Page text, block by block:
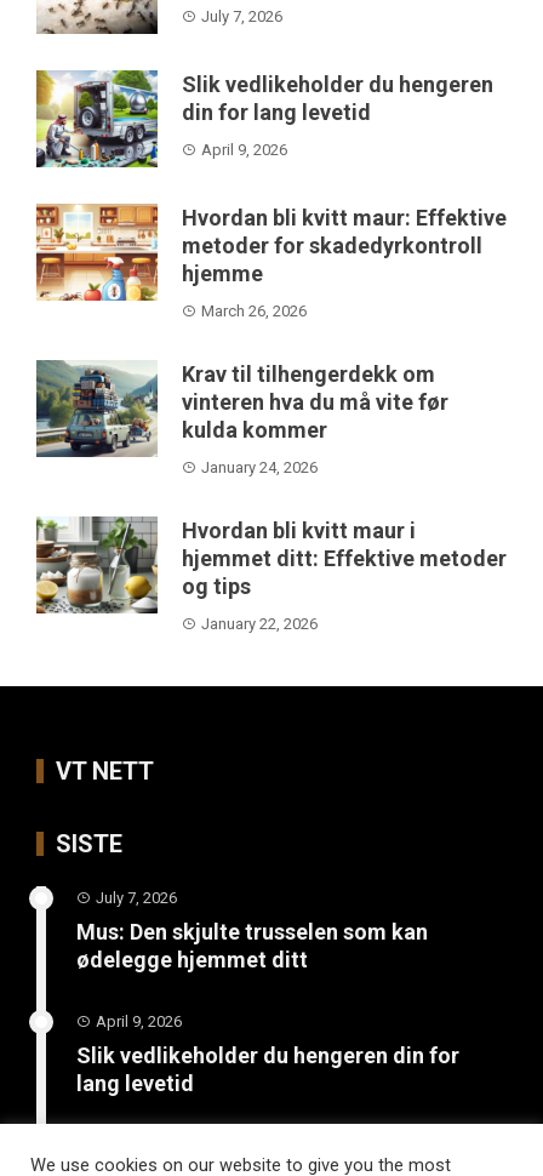
July 7, 2026
Slik vedlikeholder du hengeren
din for lang levetid
April 9, 2026
Hvordan bli kvitt maur: Effektive
metoder for skadedyrkontroll
hjemme
March 26, 2026
Krav til tilhengerdekk om
vinteren hva du må vite før
kulda kommer
January 24, 2026
Hvordan bli kvitt maur i
hjemmet ditt: Effektive metoder
og tips
January 22, 2026
VT NETT
SISTE
July 7, 2026
Mus: Den skjulte trusselen som kan
ødelegge hjemmet ditt
April 9, 2026
Slik vedlikeholder du hengeren din for
lang levetid
We use cookies on our website to give you the most